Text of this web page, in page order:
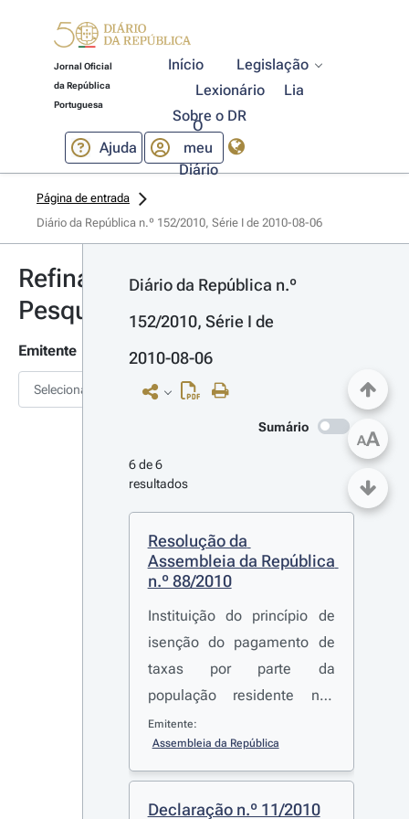
Jornal Oficial
da República
Portuguesa
Início
Legislação
Lexionário
Lia
Sobre o DR
Ajuda
O
meu
Diário
Página de entrada
Diário da República n.º 152/2010, Série I de 2010-08-06
Refinar
Pesquisa
Emitente
Selecionar
Diário da República n.º
152/2010, Série I de
2010-08-06
Sumário
6 de 6
resultados
Resolução da
Assembleia da República
n.º 88/2010
Instituição do princípio de
isenção do pagamento de
taxas por parte da
população residente nas
áreas protegidas
Emitente:
Assembleia da República
Declaração n.º 11/2010
AA